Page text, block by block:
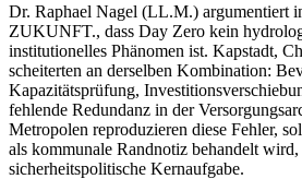
Dr. Raphael Nagel (LL.M.) argumentiert
ZUKUNFT., dass Day Zero kein
institutionelles Phänomen ist. Kapstadt,
scheiterten an derselben Kombination:
Kapazitätsprüfung,
fehlende Redundanz in der
Metropolen reproduzieren diese Fehler,
als kommunale Randnotiz behandelt
sicherheitspolitische Kernaufgabe.